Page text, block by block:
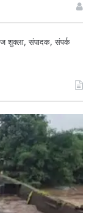
शुक्ला, संपादक, संपर्क